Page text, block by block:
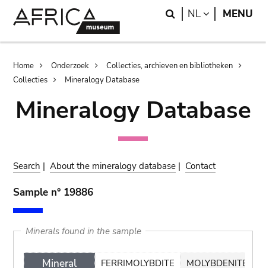
Search
NL LANGUAGE
MENU
Breadcrumb
Home Onderzoek
Collecties, archieven en bibliotheken
Collecties
Mineralogy Database
Mineralogy Database
Search |About the mineralogy database | Contact
Sample n° 19886
Minerals found in the sample
Mineral
FERRIMOLYBDITE
MOLYBDENITE